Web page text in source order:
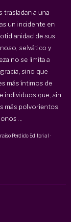
trasladan a una
un incidente en
de sus
selvático y
no se limita a
sino que
más íntimos de
individuos que, sin
más polvorientos
...
Perdido Editorial ·